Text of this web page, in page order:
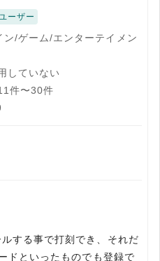
ーザー
/ゲーム/エンターテイメン
していない
件〜30件
する事で打刻でき、それだ
ドといったものでも登録で